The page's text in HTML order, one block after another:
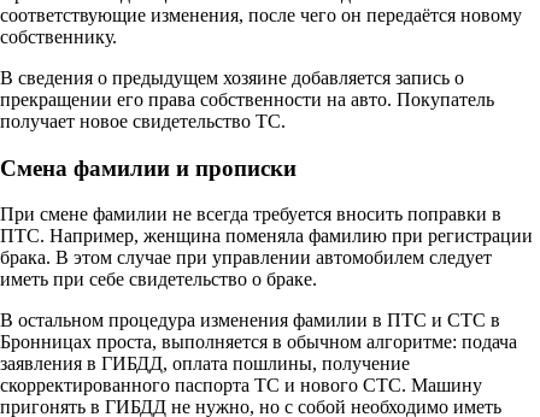
соответствующие изменения, после чего он передаётся новому
собственнику.
В сведения о предыдущем хозяине добавляется запись о
прекращении его права собственности на авто. Покупатель
получает новое свидетельство ТС.
Смена фамилии и прописки
При смене фамилии не всегда требуется вносить поправки в
ПТС. Например, женщина поменяла фамилию при регистрации
брака. В этом случае при управлении автомобилем следует
иметь при себе свидетельство о браке.
В остальном процедура изменения фамилии в ПТС и СТС в
Бронницах проста, выполняется в обычном алгоритме: подача
заявления в ГИБДД, оплата пошлины, получение
скорректированного паспорта ТС и нового СТС. Машину
пригонять в ГИБДД не нужно, но с собой необходимо иметь